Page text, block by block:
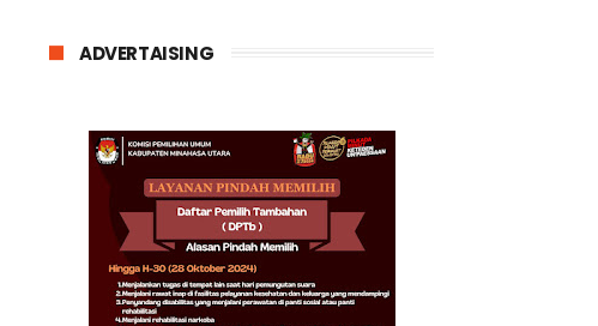
ADVERTAISING